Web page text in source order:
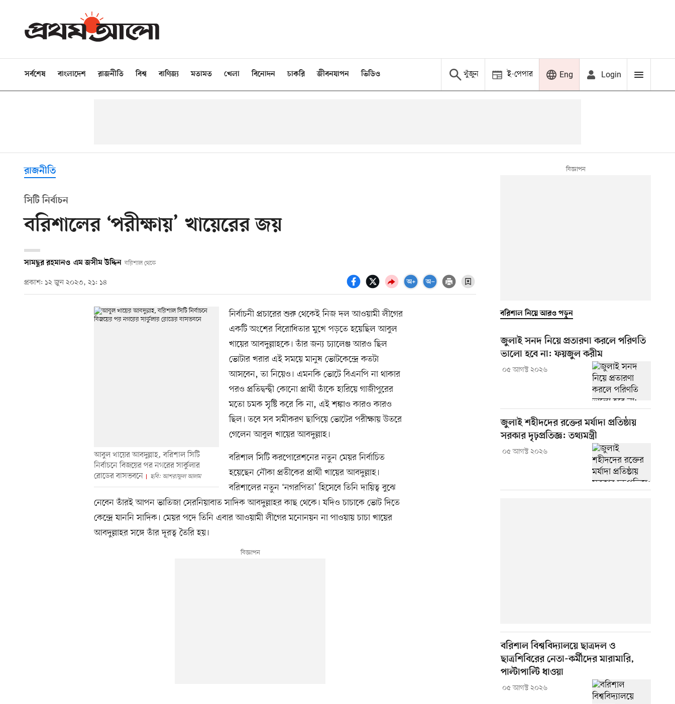
সর্বশেষ বাংলাদেশ রাজনীতি বিশ্ব বাণিজ্য মতামত খেলা বিনোদন চাকরি জীবনযাপন ভিডিও খুঁজুন ই-পেপার Eng Login
রাজনীতি
সিটি নির্বাচন
বরিশালের ‘পরীক্ষায়’ খায়েরের জয়
সামছুর রহমানও এম জসীম উদ্দিন বরিশাল থেকে
প্রকাশ: ১২ জুন ২০২৩, ২১: ১৪
আবুল খায়ের আবদুল্লাহ, বরিশাল সিটি
নির্বাচনে বিজয়ের পর নগরের সার্কুলার
রোডের বাসভবনে
ছবি: আশরাফুল আলম
নির্বাচনী প্রচারের শুরু থেকেই নিজ দল আওয়ামী লীগের
একটি অংশের বিরোধিতার মুখে পড়তে হয়েছিল আবুল
খায়ের আবদুল্লাহকে। তাঁর জন্য চ্যালেঞ্জ আরও ছিল
ভোটার খরার এই সময়ে মানুষ ভোটকেন্দ্রে কতটা
আসবেন, তা নিয়েও। এমনকি ভোটে বিএনপি না থাকার
পরও প্রতিদ্বন্দ্বী কোনো প্রার্থী তাঁকে হারিয়ে গাজীপুরের
মতো চমক সৃষ্টি করে কি না, এই শঙ্কাও কারও কারও
ছিল। তবে সব সমীকরণ ছাপিয়ে ভোটের পরীক্ষায় উতরে
গেলেন আবুল খায়ের আবদুল্লাহ।
বরিশাল সিটি করপোরেশনের নতুন মেয়র নির্বাচিত
হয়েছেন নৌকা প্রতীকের প্রার্থী খায়ের আবদুল্লাহ।
বরিশালের নতুন ‘নগরপিতা’ হিসেবে তিনি দায়িত্ব বুঝে
নেবেন তাঁরই আপন ভাতিজা সেরনিয়াবাত সাদিক আবদুল্লাহর কাছ থেকে। যদিও চাচাকে ভোট দিতে
কেন্দ্রে যাননি সাদিক। মেয়র পদে তিনি এবার আওয়ামী লীগের মনোনয়ন না পাওয়ায় চাচা খায়ের
আবদুল্লাহর সঙ্গে তাঁর দূরত্ব তৈরি হয়।
বরিশাল নিয়ে আরও পড়ুন
জুলাই সনদ নিয়ে প্রতারণা করলে পরিণতি
ভালো হবে না: ফয়জুল করীম
০৫ আগস্ট ২০২৬
জুলাই শহীদদের রক্তের মর্যাদা প্রতিষ্ঠায়
সরকার দৃঢ়প্রতিজ্ঞ: তথ্যমন্ত্রী
০৫ আগস্ট ২০২৬
বরিশাল বিশ্ববিদ্যালয়ে ছাত্রদল ও
ছাত্রশিবিরের নেতা-কর্মীদের মারামারি,
পাল্টাপাল্টি ধাওয়া
০৫ আগস্ট ২০২৬